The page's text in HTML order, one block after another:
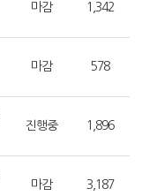
마감 1,342
마감 578
진행중 1,896
마감 3,187